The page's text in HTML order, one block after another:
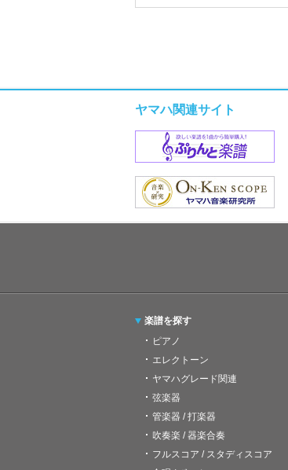
ヤマハ関連サイト
楽譜を探す
ピアノ
エレクトーン
ヤマハグレード関連
弦楽器
管楽器 / 打楽器
吹奏楽 / 器楽合奏
フルスコア / スタディスコア